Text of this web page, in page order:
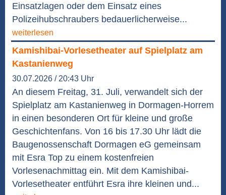
Einsatzlagen oder dem Einsatz eines
Polizeihubschraubers bedauerlicherweise...
weiterlesen
Kamishibai-Vorlesetheater auf Spielplatz am
Kastanienweg
30.07.2026 / 20:43 Uhr
An diesem Freitag, 31. Juli, verwandelt sich der
Spielplatz am Kastanienweg in Dormagen-Horrem
in einen besonderen Ort für kleine und große
Geschichtenfans. Von 16 bis 17.30 Uhr lädt die
Baugenossenschaft Dormagen eG gemeinsam
mit Esra Top zu einem kostenfreien
Vorlesenachmittag ein. Mit dem Kamishibai-
Vorlesetheater entführt Esra ihre kleinen und...